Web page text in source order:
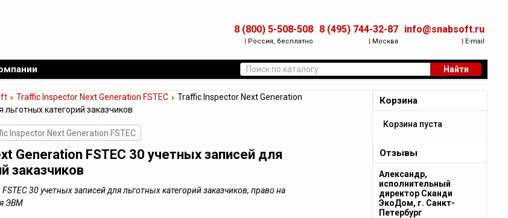
8 (800) 5-508-508
| Россия, бесплатно
8 (495) 744-32-87
| Москва
info@snabsoft.ru
| E-mail
Найти
Traffic Inspector Next Generation FSTEC
Traffic Inspector Next Generation
льготных категорий заказчиков
Inspector Next Generation FSTEC
Generation FSTEC 30 учетных записей для
заказчиков
30 учетных записей для льготных категорий заказчиков, право на
ЭВМ
Корзина
Корзина пуста
Отзывы
Александр,
исполнительный
директор Сканди
ЭкоДом, г. Санкт-
Петербург